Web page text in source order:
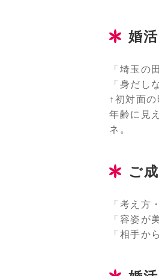
婚
「埼玉の
「身だし
↑初対面
年齢に見
ネ。
ご
「考え方
「容姿が
「相手か